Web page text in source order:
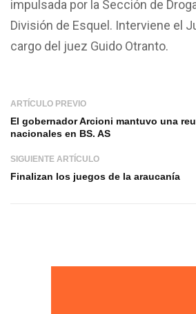
impulsada por la Sección de
División de Esquel. Interviene el
cargo del juez Guido Otranto.
ARTÍCULO PREVIO
El gobernador Arcioni mantuvo una
nacionales en BS. AS
SIGUIENTE ARTÍCULO
Finalizan los juegos de la araucanía